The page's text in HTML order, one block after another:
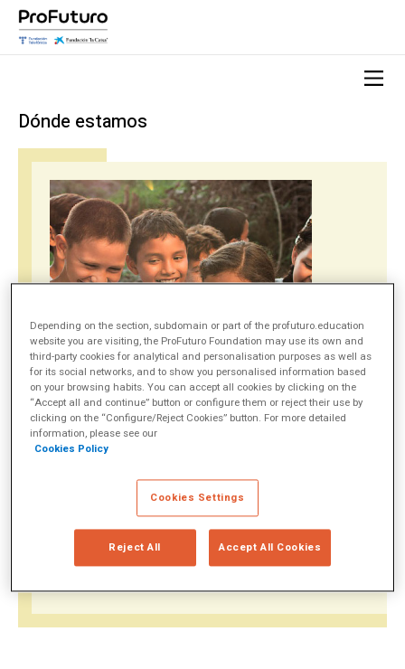
Dónde estamos
por el mundo. En 2024 llegamos a 30 países de
Latinoamérica, el Caribe, África y Asia. Nuestro
programa de educación digital formó a más de 251.000
docentes y beneficiado a 940.000 niños y niñas en
Depending on the section, subdomain or part of the profuturo.education
website you are visiting, the ProFuturo Foundation may use its own and
third-party cookies for analytical and personalisation purposes as well as
for its social networks, and to show you personalised information based
on your browsing habits. You can accept all cookies by clicking on the
“Accept all and continue” button or configure them or reject their use by
clicking on the “Configure/Reject Cookies” button. For more detailed
information, please see our
Cookies Policy
Cookies Settings
Reject All Accept All Cookies